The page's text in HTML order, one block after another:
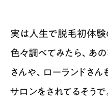
実は人生で脱毛初体
色々調べてみたら、あ
さんや、ローランドさ
サロンをされてるそうで